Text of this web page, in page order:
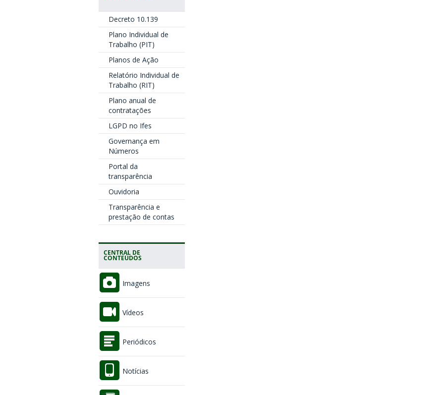
Decreto 10.139
Plano Individual de
Trabalho (PIT)
Planos de Ação
Relatório Individual de
Trabalho (RIT)
Plano anual de
contratações
LGPD no Ifes
Governança em
Números
Portal da
transparência
Ouvidoria
Transparência e
prestação de contas
CENTRAL DE
CONTEÚDOS
Imagens
Vídeos
Periódicos
Notícias